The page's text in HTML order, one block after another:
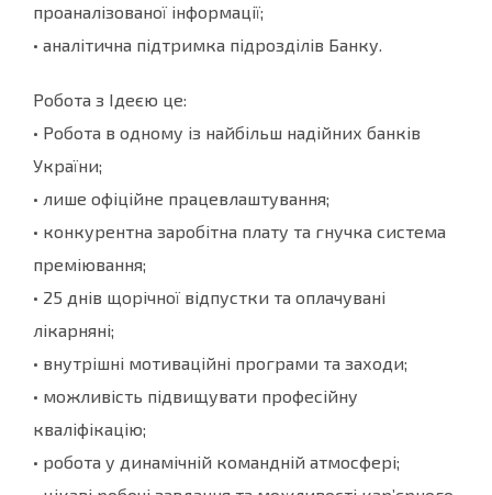
проаналізованої інформації;
• аналітична підтримка підрозділів Банку.
Робота з Ідеєю це:
• Робота в одному із найбільш надійних банків
України;
• лише офіційне працевлаштування;
• конкурентна заробітна плату та гнучка система
преміювання;
• 25 днів щорічної відпустки та оплачувані
лікарняні;
• внутрішні мотиваційні програми та заходи;
• можливість підвищувати професійну
кваліфікацію;
• робота у динамічній командній атмосфері;